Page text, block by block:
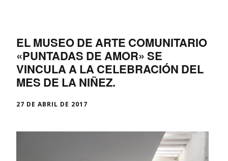
EL MUSEO DE ARTE COMUNITARIO
«PUNTADAS DE AMOR» SE
VINCULA A LA CELEBRACIÓN DEL
MES DE LA NIÑEZ.
27 DE ABRIL DE 2017